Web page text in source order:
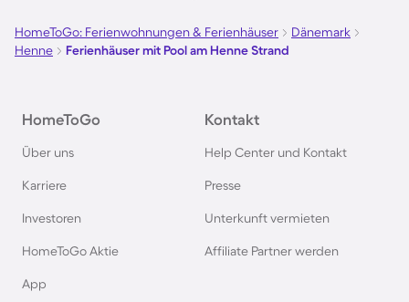
HomeToGo: Ferienwohnungen & Ferienhäuser
Dänemark
Henne
Ferienhäuser mit Pool am Henne Strand
HomeToGo
Über uns
Karriere
Investoren
HomeToGo Aktie
App
Kontakt
Help Center und Kontakt
Presse
Unterkunft vermieten
Affiliate Partner werden